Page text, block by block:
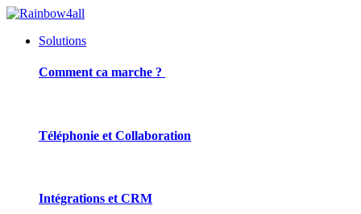
Solutions
Comment ca marche ?
Téléphonie et Collaboration
Intégrations et CRM